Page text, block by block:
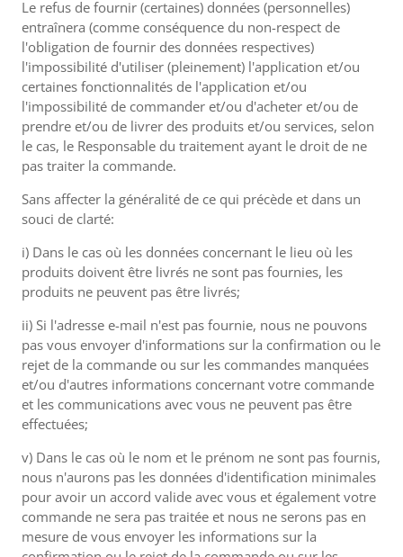
Le refus de fournir (certaines) données (personnelles)
entraînera (comme conséquence du non-respect de
l'obligation de fournir des données respectives)
l'impossibilité d'utiliser (pleinement) l'application et/ou
certaines fonctionnalités de l'application et/ou
l'impossibilité de commander et/ou d'acheter et/ou de
prendre et/ou de livrer des produits et/ou services, selon
le cas, le Responsable du traitement ayant le droit de ne
pas traiter la commande.
Sans affecter la généralité de ce qui précède et dans un
souci de clarté:
i) Dans le cas où les données concernant le lieu où les
produits doivent être livrés ne sont pas fournies, les
produits ne peuvent pas être livrés;
ii) Si l'adresse e-mail n'est pas fournie, nous ne pouvons
pas vous envoyer d'informations sur la confirmation ou le
rejet de la commande ou sur les commandes manquées
et/ou d'autres informations concernant votre commande
et les communications avec vous ne peuvent pas être
effectuées;
v) Dans le cas où le nom et le prénom ne sont pas fournis,
nous n'aurons pas les données d'identification minimales
pour avoir un accord valide avec vous et également votre
commande ne sera pas traitée et nous ne serons pas en
mesure de vous envoyer les informations sur la